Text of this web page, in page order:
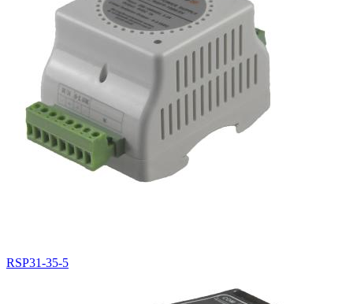
RSP31-35-5